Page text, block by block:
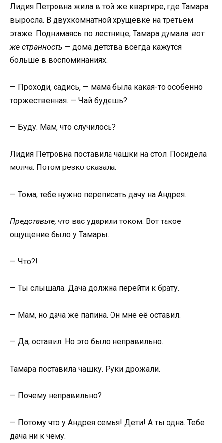
Лидия Петровна жила в той же квартире, где Тамара
выросла. В двухкомнатной хрущёвке на третьем
этаже. Поднимаясь по лестнице, Тамара думала: вот
же странность — дома детства всегда кажутся
больше в воспоминаниях.
— Проходи, садись, — мама была какая-то особенно
торжественная. — Чай будешь?
— Буду. Мам, что случилось?
Лидия Петровна поставила чашки на стол. Посидела
молча. Потом резко сказала:
— Тома, тебе нужно переписать дачу на Андрея.
Представьте, что вас ударили током. Вот такое
ощущение было у Тамары.
— Что?!
— Ты слышала. Дача должна перейти к брату.
— Мам, но дача же папина. Он мне её оставил.
— Да, оставил. Но это было неправильно.
Тамара поставила чашку. Руки дрожали.
— Почему неправильно?
— Потому что у Андрея семья! Дети! А ты одна. Тебе
дача ни к чему.